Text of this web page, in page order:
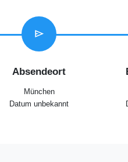
send
Absendeort
München
Datum unbekannt